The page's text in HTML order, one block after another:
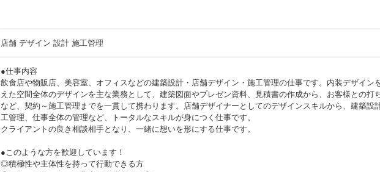
店舗 デザイン 設計 施工管理
●仕事内容
飲食店や物販店、美容室、オフィスなどの建築設計・店舗デザイン・施工管理の仕事です。内装デザイン
えた空間全体のデザインを主な業務として、建築図面やプレゼン資料、見積書の作成から、お客様との打
など、契約～施工管理までを一貫して携わります。店舗デザイナーとしてのデザインスキルから、建築設
工管理、仕事全体の管理など、トータルなスキルが身につく仕事です。
クライアントの良き相談相手となり、一緒に想いを形にする仕事です。
●このような方を歓迎しています！
◎積極性や主体性を持って行動できる方